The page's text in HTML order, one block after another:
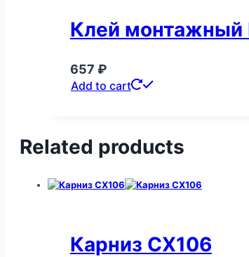
Клей монтажный
657 ₽
Add to cart
Related products
Карниз CX106